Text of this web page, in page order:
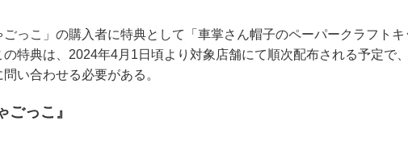
っこ」の購入者に特典として「車掌さん帽子のペーパークラフト
特典は、2024年4月1日頃より対象店舗にて順次配布される予定で
い合わせる必要がある。
っこ』